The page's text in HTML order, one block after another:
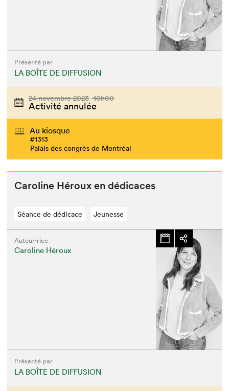
Présenté par
LA BOÎTE DE DIFFUSION
24 novembre 2023 10h00
Activité annulée
Au kiosque
#1313
Palais des congrès de Montréal
Car­o­line Héroux en dédicaces
Séance de dédicace Jeunesse
Auteur·rice
Caroline Héroux
Présenté par
LA BOÎTE DE DIFFUSION